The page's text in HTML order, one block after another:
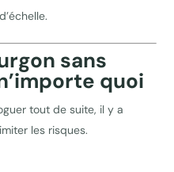
sans
quoi
tout de suite, il y a
les risques.